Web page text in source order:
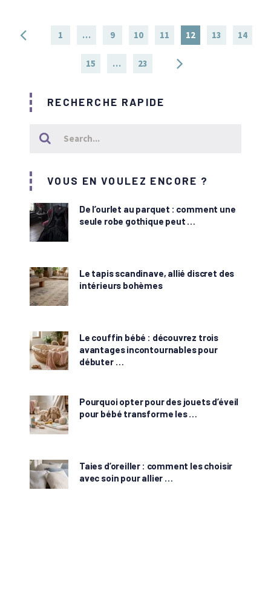
Pagination
1 … 9 10 11 12 13 14
15 … 23
RECHERCHE RAPIDE
VOUS EN VOULEZ ENCORE ?
De l’ourlet au parquet : comment une
seule robe gothique peut …
Le tapis scandinave, allié discret des
intérieurs bohèmes
Le couffin bébé : découvrez trois
avantages incontournables pour
débuter …
Pourquoi opter pour des jouets d’éveil
pour bébé transforme les …
Taies d’oreiller : comment les choisir
avec soin pour allier …